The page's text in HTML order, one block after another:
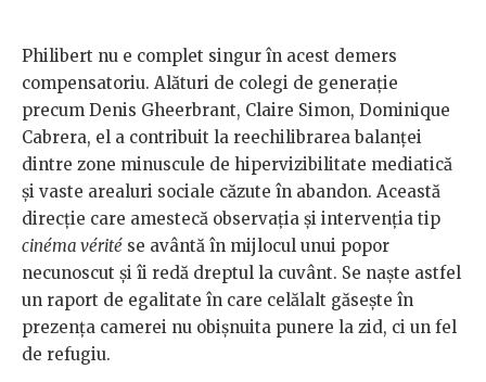
Philibert nu e complet singur în acest demers
compensatoriu. Alături de colegi de generație
precum Denis Gheerbrant, Claire Simon, Dominique
Cabrera, el a contribuit la reechilibrarea balanței
dintre zone minuscule de hipervizibilitate mediatică
și vaste arealuri sociale căzute în abandon. Această
direcție care amestecă observația și intervenția tip
cinéma vérité se avântă în mijlocul unui popor
necunoscut și îi redă dreptul la cuvânt. Se naște astfel
un raport de egalitate în care celălalt găsește în
prezența camerei nu obișnuita punere la zid, ci un fel
de refugiu.